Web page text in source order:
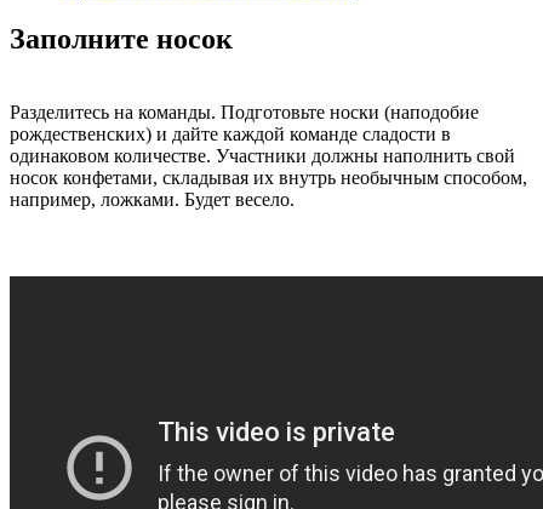
Заполните носок
Разделитесь на команды. Подготовьте носки (наподобие
рождественских) и дайте каждой команде сладости в
одинаковом количестве. Участники должны наполнить свой
носок конфетами, складывая их внутрь необычным способом,
например, ложками. Будет весело.